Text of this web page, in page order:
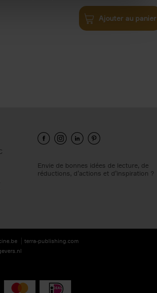
Ajouter au panier
Envie de bonnes idées de lecture, de
réductions, d’actions et d’inspiration ?
terra-publishing.com